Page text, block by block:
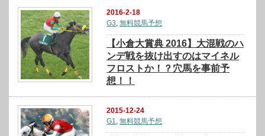
2016-2-18
G3,無料競馬予想
【小倉大賞典 2016】大混戦のハ
ンデ戦を抜け出すのはマイネル
フロストか！？穴馬を事前予
想！！
2015-12-24
G1,無料競馬予想